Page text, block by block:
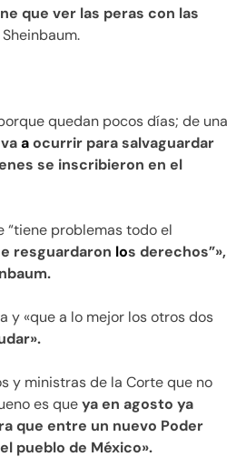
que ver las peras con las
quedan pocos días; de una
vaaocurrir para salvaguardar
se inscribieron en el
“tiene problemas todo el
resguardaron los derechos”»,
y «que a lo mejor los otros dos
y ministras de la Corte que no
es queya en agosto ya
que entre un nuevo Poder
pueblo de México».